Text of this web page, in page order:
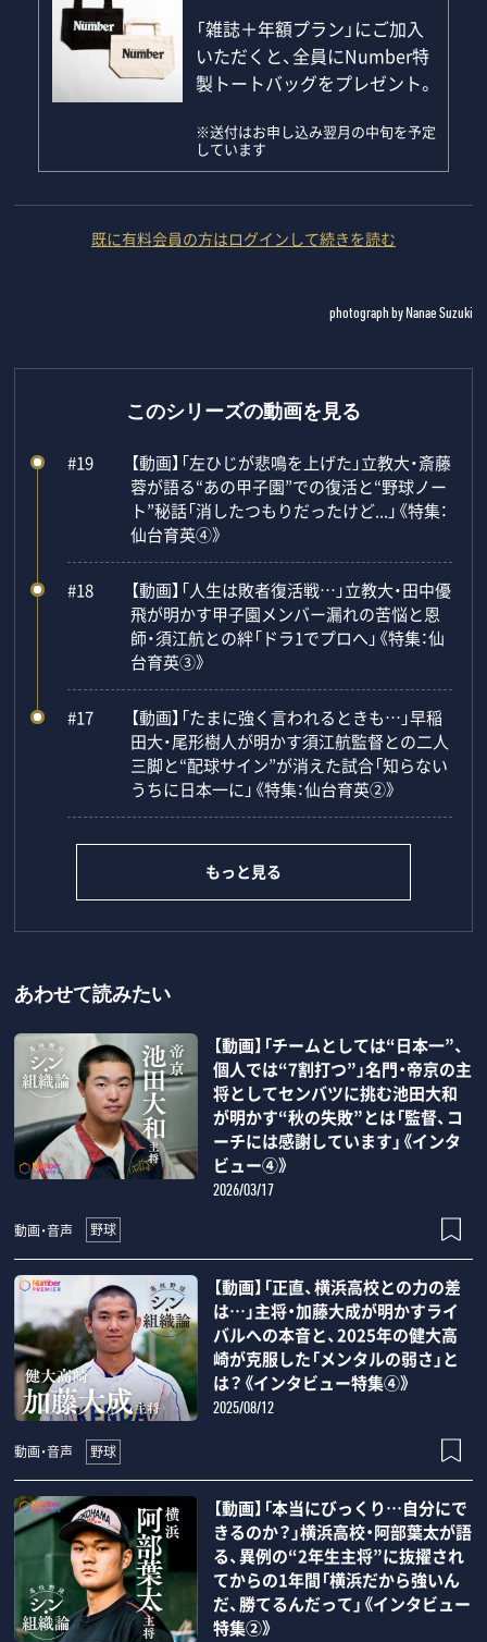
「雑誌＋年額プラン」にご加入
いただくと、全員にNumber特
製トートバッグをプレゼント。
※送付はお申し込み翌月の中旬を予定
しています
既に有料会員の方はログインして続きを読む
photograph by Nanae Suzuki
このシリーズの動画を見る
#19
【動画】「左ひじが悲鳴を上げた」立教大・斎藤
蓉が語る“あの甲子園”での復活と“野球ノー
ト”秘話「消したつもりだったけど...」《特集：
仙台育英④》
#18
【動画】「人生は敗者復活戦…」立教大・田中優
飛が明かす甲子園メンバー漏れの苦悩と恩
師・須江航との絆「ドラ1でプロへ」《特集：仙
台育英③》
#17
【動画】「たまに強く言われるときも…」早稲
田大・尾形樹人が明かす須江航監督との二人
三脚と“配球サイン”が消えた試合「知らない
うちに日本一に」《特集：仙台育英②》
もっと見る
あわせて読みたい
【動画】「チームとしては“日本一”、
個人では“7割打つ”」名門・帝京の主
将としてセンバツに挑む池田大和
が明かす“秋の失敗”とは「監督、コ
ーチには感謝しています」《インタ
ビュー④》
2026/03/17
動画・音声 野球
【動画】「正直、横浜高校との力の差
は…」主将・加藤大成が明かすライ
バルへの本音と、2025年の健大高
崎が克服した「メンタルの弱さ」と
は？《インタビュー特集④》
2025/08/12
動画・音声 野球
【動画】「本当にびっくり…自分にで
きるのか？」横浜高校・阿部葉太が語
る、異例の“2年生主将”に抜擢され
てからの1年間「横浜だから強いん
だ、勝てるんだって」《インタビュー
特集②》